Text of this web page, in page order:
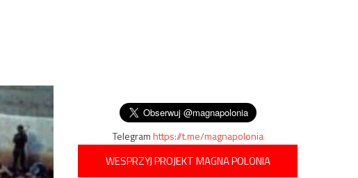
Telegramhttps://t.me/magnapolonia
WESPRZYJ PROJEKT MAGNA POLONIA